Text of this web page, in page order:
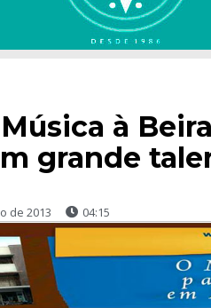
à
grande
de 2013 04:15